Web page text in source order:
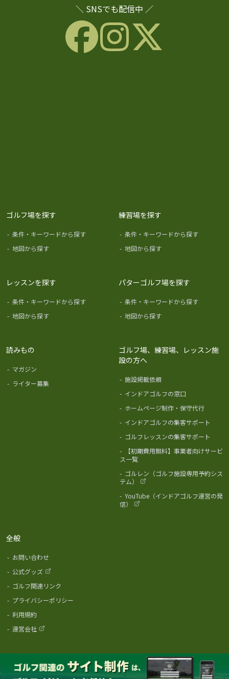
＼ SNSでも配信中 ／
ゴルフ場を探す
- 条件・キーワードから探す
- 地図から探す
練習場を探す
- 条件・キーワードから探す
- 地図から探す
レッスンを探す
- 条件・キーワードから探す
- 地図から探す
パターゴルフ場を探す
- 条件・キーワードから探す
- 地図から探す
読みもの
- マガジン
- ライター募集
ゴルフ場、練習場、レッスン施
設の方へ
- 施設掲載依頼
- インドアゴルフの窓口
- ホームページ制作・保守代行
- インドアゴルフの集客サポート
- ゴルフレッスンの集客サポート
-
【初期費用無料】事業者向けサービ
ス一覧
- ゴルレン（ゴルフ施設専用予約シス
テム）
- YouTube（インドアゴルフ運営の発
信）
全般
- お問い合わせ
- 公式グッズ
- ゴルフ関連リンク
- プライバシーポリシー
- 利用規約
- 運営会社